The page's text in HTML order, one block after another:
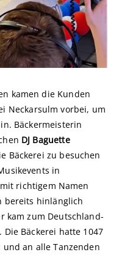
kamen die Kunden
Neckarsulm vorbei, um
Bäckermeisterin
DJ Baguette
Bäckerei zu besuchen
in
richtigem Namen
bereits hinlänglich
kam zum Deutschland-
Bäckerei hatte 1047
an alle Tanzenden